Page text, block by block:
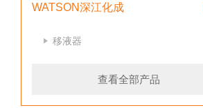
WATSON深江化成
移液器
查看全部产品